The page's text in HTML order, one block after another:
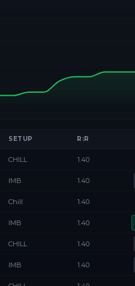
SETUP R:R
CHILL 1.40
IMB 1.40
Chill 1.40
IMB 1.40
CHILL 1.40
IMB 1.40